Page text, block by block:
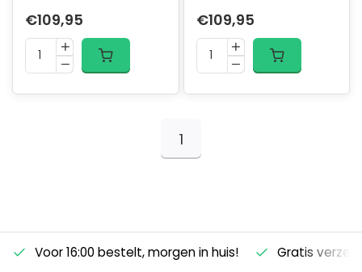
€109,95 €109,95
1
Voor 16:00 bestelt, morgen in huis! Gratis